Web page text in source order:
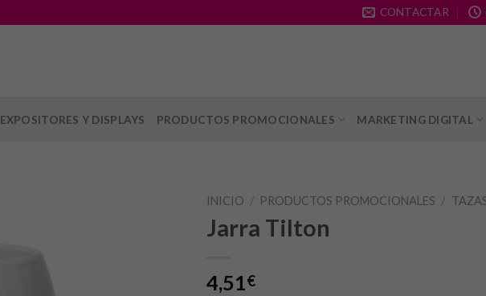
CONTACTAR
EXPOSITORES Y DISPLAYS PRODUCTOS PROMOCIONALES MARKETING DIGITAL
INICIO / PRODUCTOS PROMOCIONALES /
Jarra Tilton
4,51€